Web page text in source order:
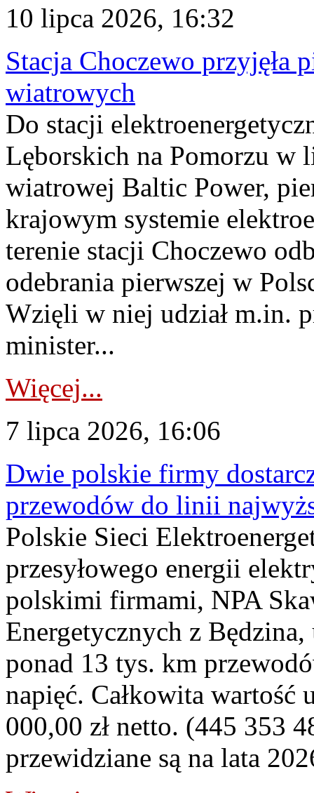
10 lipca 2026, 16:32
Stacja Choczewo przyjęła
wiatrowych
Do stacji
Lęborskich na Pomorzu w
wiatrowej Baltic Power,
krajowym systemie
terenie stacji Choczewo
odebrania pierwszej w
Wzięli w niej udział m.in.
minister...
Więcej...
7 lipca 2026, 16:06
Dwie polskie firmy
przewodów do linii
Polskie Sieci
przesyłowego energii
polskimi firmami, NPA
Energetycznych z
ponad 13 tys. km
napięć. Całkowita
000,00 zł netto. (445 353
przewidziane są na lata